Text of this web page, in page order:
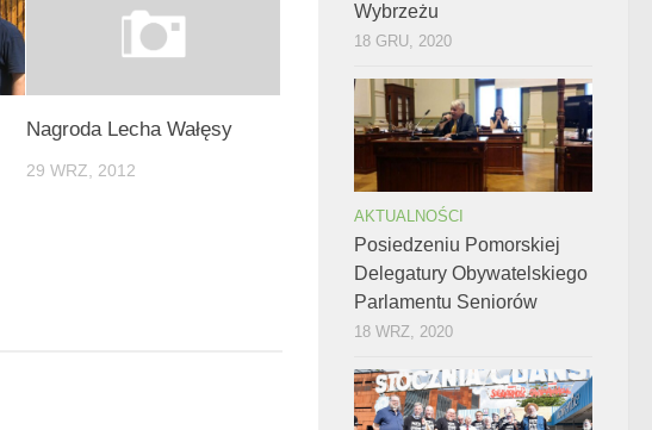
Nagroda Lecha Wałęsy
29 WRZ, 2012
Wybrzeżu
18 GRU, 2020
AKTUALNOŚCI
Posiedzeniu Pomorskiej
Delegatury Obywatelskiego
Parlamentu Seniorów
18 WRZ, 2020